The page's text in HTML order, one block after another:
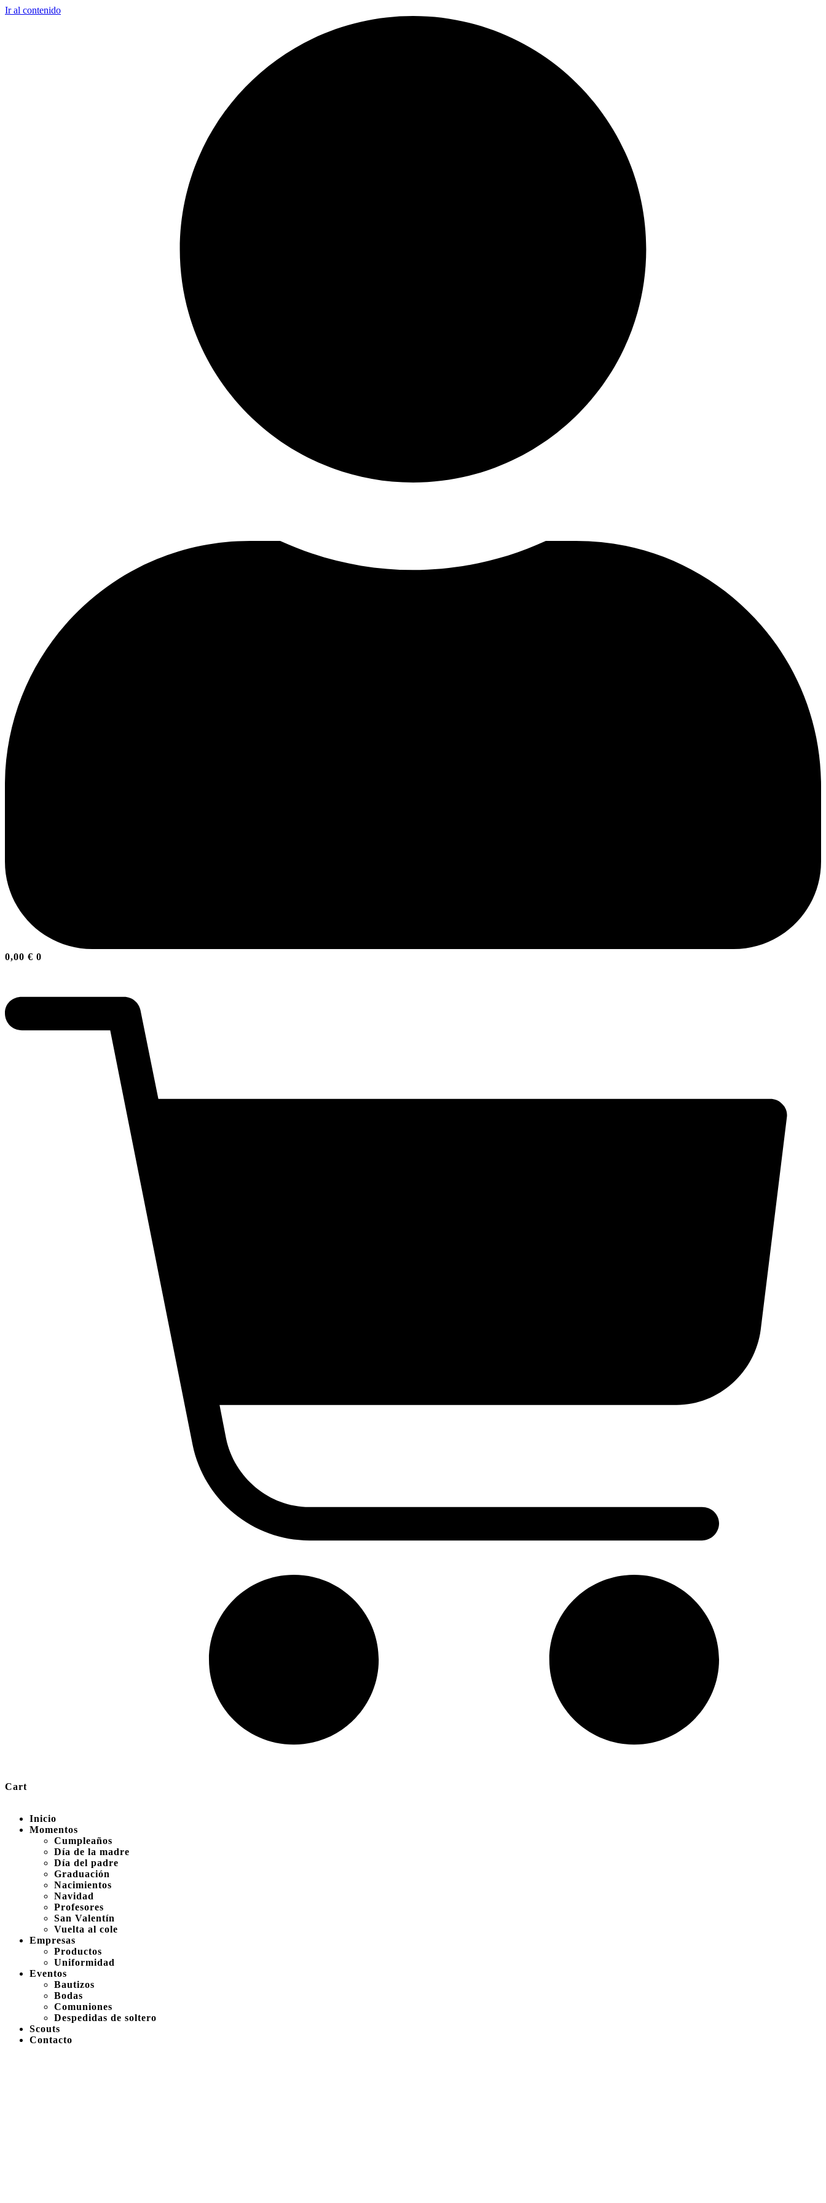
Ir al contenido
0,00 € 0
Cart
Inicio
Momentos
Cumpleaños
Día de la madre
Día del padre
Graduación
Nacimientos
Navidad
Profesores
San Valentín
Vuelta al cole
Empresas
Productos
Uniformidad
Eventos
Bautizos
Bodas
Comuniones
Despedidas de soltero
Scouts
Contacto